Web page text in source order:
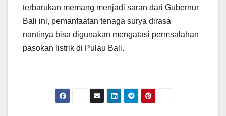
terbarukan memang menjadi saran dari Gubernur
Bali ini, pemanfaatan tenaga surya dirasa
nantinya bisa digunakan mengatasi permsalahan
pasokan listrik di Pulau Bali.